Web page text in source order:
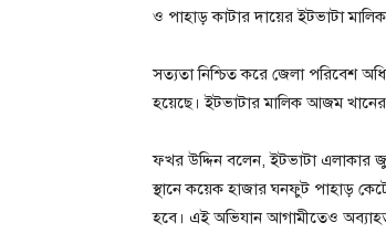
ও পাহাড় কাটার দায়ের ইটভাটা
সত্যতা নিশ্চিত করে জেলা পরিবেশ
হয়েছে। ইটভাটার মালিক আজম খানের
ফখর উদ্দিন বলেন, ইটভাটা এলাকার
স্থানে কয়েক হাজার ঘনফুট পাহাড়
হবে। এই অভিযান আগামীতেও